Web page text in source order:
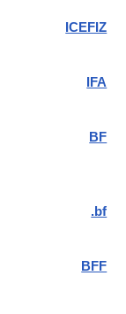
ICEFIZ
IFA
BF
.bf
BFF